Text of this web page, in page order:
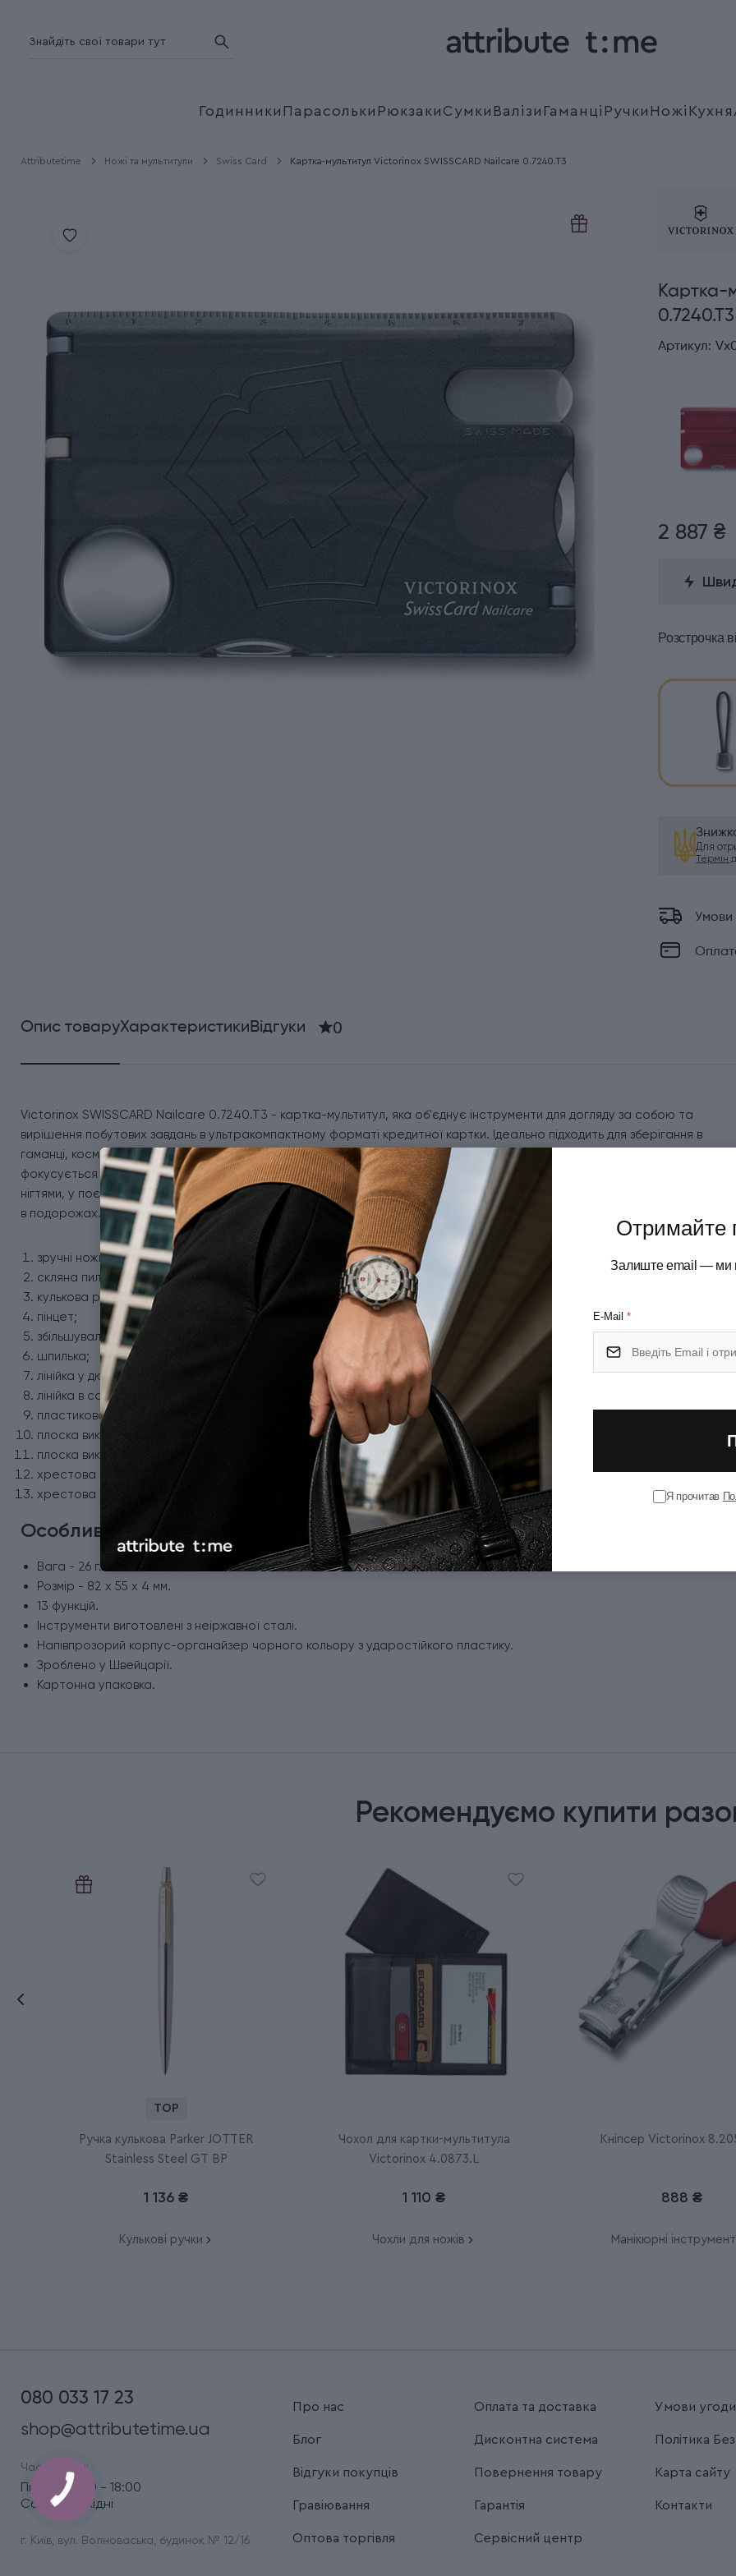
Годинники Парасольки Рюкзаки Сумки Валізи Гаманці Ручки Ножі Кухня
Attributetime Ножі та мультитули Swiss Card Картка-мультитул Victorinox SWISSCARD Nailcare 0.7240.T3
Картка-
0.7240.T3
Артикул:
2 887 ₴
Розстрочка
Для
Термін
Умови
Опис товаруХарактеристикиВідгуки 0
Victorinox SWISSCARD Nailcare 0.7240.T3 - картка-мультитул, яка об'єднує інструменти для догляду за собою та
вирішення побутових завдань в ультракомпактному форматі кредитної картки. Ідеально підходить для зберігання в
гаманці, косметичці або кишені, а її функціональність виправдає себе в будь-якій ситуації. Версія SWISSCARD
фокусується на турботі про зовнішній вигляд. Скляна пилочка, спеціально розроблена для делікатного догляду за
нігтями, у поєднанні з класичними інструментами Victorinox робить карту незамінною як у повсякденному житті, так і
в подорожах. SWISSCARD Nailcare 0.7240.T3 включає:
зручні ножиці;
скляна пилочка для нігтів;
кулькова ручка;
пінцет;
збільшувальне скло;
шпилька;
лінійка у дюймах;
лінійка в сантиметрах;
пластикова зубочистка;
плоска викрутка 3 мм;
плоска викрутка 5 мм;
хрестова викрутка 00-0;
хрестова викрутка 1/2.
Особливості карти-мультитула Victorinox
Вага - 26 г.
Розмір - 82 x 55 x 4 мм.
13 функцій.
Інструменти виготовлені з неіржавної сталі.
Напівпрозорий корпус-органайзер чорного кольору з ударостійкого пластику.
Зроблено у Швейцарії.
Картонна упаковка.
Рекомендуємо купити
TOP
Ручка кулькова Parker JOTTER
Stainless Steel GT BP
1 136 ₴
Кулькові ручки
Чохол для картки-мультитула
Victorinox 4.0873.L
1 110 ₴
Чохли для ножів
Кніпсер Victorinox
888 ₴
Манікюрні
080 033 17 23
shop@attributetime.ua
Час роботи:
Пн.-Пт.: 9:00 - 18:00
Сб.-Нд.: вихідні
г. Київ, вул. Волноваська, будинок № 12/16
Про нас
Блог
Відгуки покупців
Гравіювання
Оптова торгівля
Оплата та доставка
Дисконтна система
Повернення товару
Гарантія
Сервісний центр
Умови угоди
Політика
Карта сайту
Контакти
Отримайте
Залиште email — ми
E-Mail *
Я прочитав